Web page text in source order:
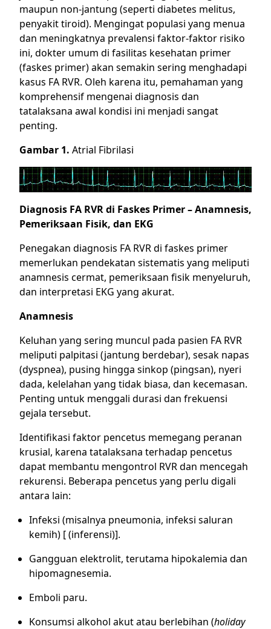
maupun non-jantung (seperti diabetes melitus,
penyakit tiroid). Mengingat populasi yang menua
dan meningkatnya prevalensi faktor-faktor risiko
ini, dokter umum di fasilitas kesehatan primer
(faskes primer) akan semakin sering menghadapi
kasus FA RVR. Oleh karena itu, pemahaman yang
komprehensif mengenai diagnosis dan
tatalaksana awal kondisi ini menjadi sangat
penting.
Gambar 1. Atrial Fibrilasi
Diagnosis FA RVR di Faskes Primer – Anamnesis,
Pemeriksaan Fisik, dan EKG
Penegakan diagnosis FA RVR di faskes primer
memerlukan pendekatan sistematis yang meliputi
anamnesis cermat, pemeriksaan fisik menyeluruh,
dan interpretasi EKG yang akurat.
Anamnesis
Keluhan yang sering muncul pada pasien FA RVR
meliputi palpitasi (jantung berdebar), sesak napas
(dyspnea), pusing hingga sinkop (pingsan), nyeri
dada, kelelahan yang tidak biasa, dan kecemasan.
Penting untuk menggali durasi dan frekuensi
gejala tersebut.
Identifikasi faktor pencetus memegang peranan
krusial, karena tatalaksana terhadap pencetus
dapat membantu mengontrol RVR dan mencegah
rekurensi. Beberapa pencetus yang perlu digali
antara lain:
Infeksi (misalnya pneumonia, infeksi saluran
kemih) [ (inferensi)].
Gangguan elektrolit, terutama hipokalemia dan
hipomagnesemia.
Emboli paru.
Konsumsi alkohol akut atau berlebihan (holiday